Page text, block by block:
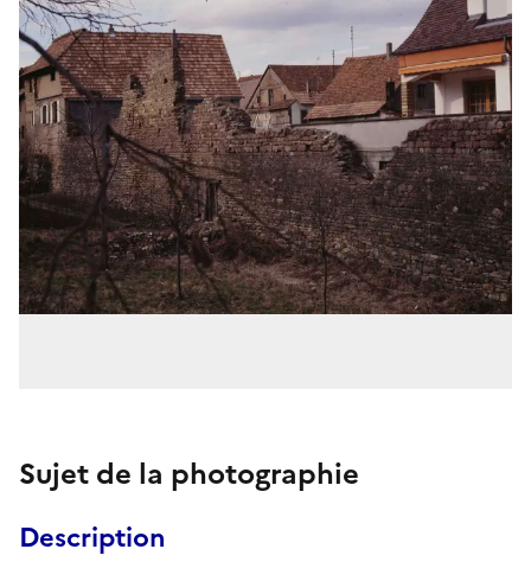
Sujet de la photographie
Description